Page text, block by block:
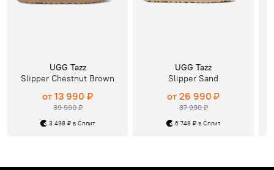
UGG Tazz
Slipper Chestnut Brown
39 990 ₽
от 13 990 ₽
3 498 ₽ в Сплит
UGG Tazz
Slipper Sand
37 990 ₽
от 26 990 ₽
6 748 ₽ в Сплит